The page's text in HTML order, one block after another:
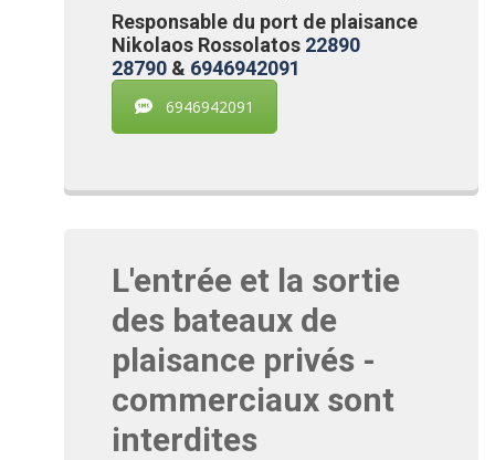
Responsable du port de plaisance
Nikolaos Rossolatos 22890
28790 & 6946942091
6946942091
L'entrée et la sortie
des bateaux de
plaisance privés -
commerciaux sont
interdites